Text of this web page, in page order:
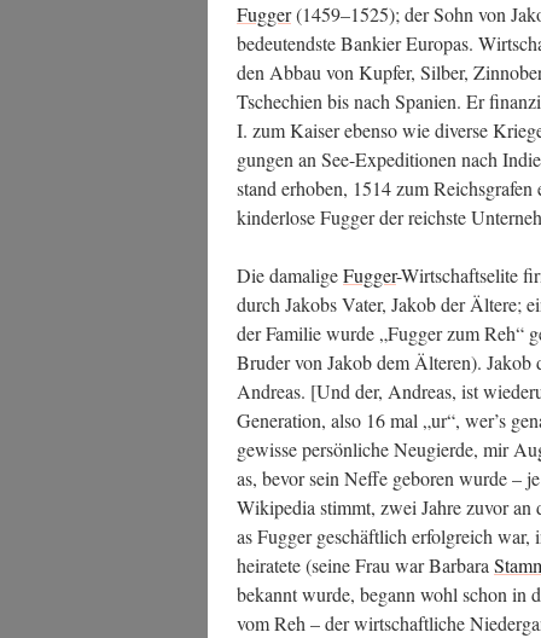
Fug­ger(1459–1525); der Sohn von
bedeu­tends­te Ban­kier Euro­pas.
den Abbau von Kup­fer, Sil­ber,
Tsche­chi­en bis nach Spa­ni­en. Er
I. zum Kai­ser eben­so wie diver­se
gun­gen an See-Expe­di­tio­nen nach
stand erho­ben, 1514 zum
kin­der­lo­se Fug­ger der reichs­te
Die dama­li­geFug­ger-Wirt­schafts­eli­te
durch Jakobs Vater, Jakob der Älte­re;
der Fami­lie wur­de „Fug­ger zum Reh“
Bru­der von Jakob dem Älte­ren).
Andre­as. [Und der, Andre­as, ist
Gene­ra­ti­on, also 16 mal „ur“, wer’s
gewis­se per­sön­li­che Neu­gier­de, mir
as, bevor sein Nef­fe gebo­ren wur­de –
Wiki­pe­dia stimmt, zwei Jah­re zuvor
as Fug­ger geschäft­lich erfolg­reich
hei­ra­te­te (sei­ne Frau war Bar­ba­ra
bekannt wur­de, begann wohl schon in
vom Reh – der wirt­schaft­li­che